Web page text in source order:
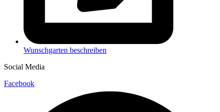
Wunschgarten beschreiben
Social Media
Facebook